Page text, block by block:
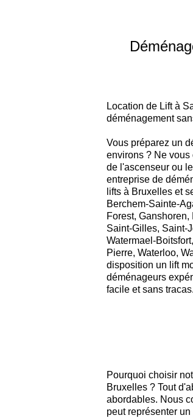
Location de Lift à
déménagement
Vous préparez un
environs ? Ne
de l'ascenseur ou
entreprise de
lifts à Bruxelles et
Berchem-Sainte-
Forest,
Saint-Gilles, Saint-
Watermael-
Pierre, Waterloo,
disposition un lift
déménageurs
facile et sans tracas.
Pourquoi choisir
Bruxelles ? Tout
abordables. Nous
peut représenter